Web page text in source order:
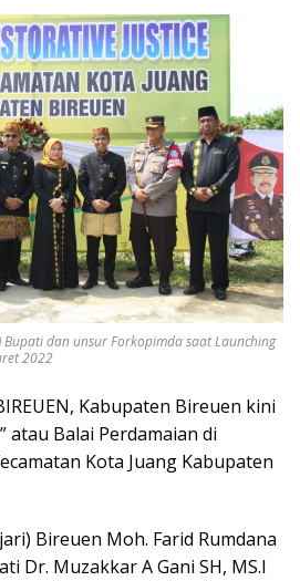
dan unsur Forkopimda saat Launching
2022
Kabupaten Bireuen kini
atau Balai Perdamaian di
Kota Juang Kabupaten
Bireuen Moh. Farid Rumdana
Dr. Muzakkar A Gani SH, MS.I